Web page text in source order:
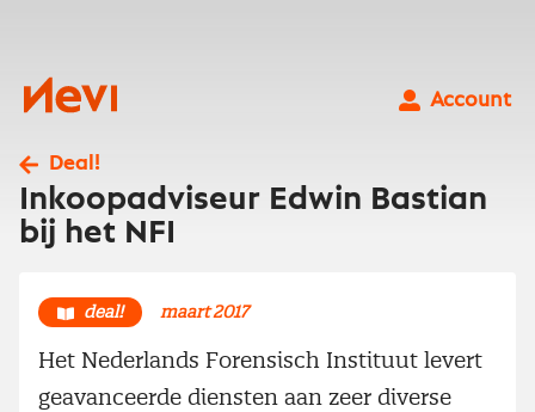
Nevi
Account
Deal!
Inkoopadviseur Edwin Bastian
bij het NFI
deal! maart 2017
Het Nederlands Forensisch Instituut levert
geavanceerde diensten aan zeer diverse